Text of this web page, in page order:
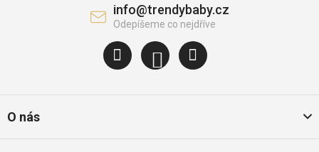
info@trendybaby.cz
O nás